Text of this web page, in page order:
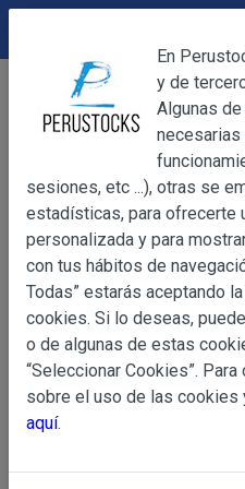
Accesorios
Pulsera hilo trenzado C
OBJETO
Información
Básica
sobre
de Datos
OBJETO
Las presentes
web
YACARINE (en
La adquisición de
DEVOLUCIONES
En
y de
Algunas
necesarias
sesiones, etc ...), otras se
estadísticas, para ofrecerte
personalizada y para
con tus hábitos de
Todas” estarás aceptando
cookies. Si lo deseas,
o de algunas de estas
“Seleccionar Cookies”.
sobre el uso de las cookies
aquí.